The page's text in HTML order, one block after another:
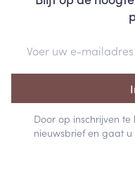
Door op inschrijven te
nieuwsbrief en gaat